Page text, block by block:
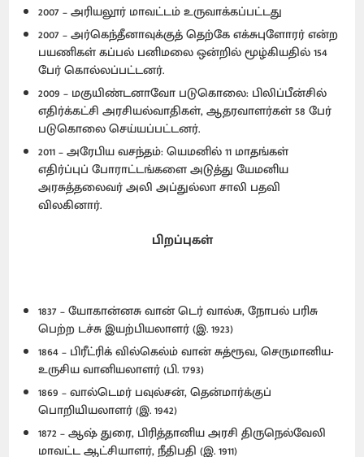
2007 – அரியலூர் மாவட்டம் உருவாக்கப்பட்டது
2007 – அர்கெந்தீனாவுக்குத் தெற்கே எக்சுபுளோரர் என்ற
பயணிகள் கப்பல் பனிமலை ஒன்றில் மூழ்கியதில் 154
பேர் கொல்லப்பட்டனர்.
2009 – மகுயிண்டனாவோ படுகொலை: பிலிப்பீன்சில்
எதிர்க்கட்சி அரசியல்வாதிகள், ஆதரவாளர்கள் 58 பேர்
படுகொலை செய்யப்பட்டனர்.
2011 – அரேபிய வசந்தம்: யெமனில் 11 மாதங்கள்
எதிர்ப்புப் போராட்டங்களை அடுத்து யேமனிய
அரசுத்தலைவர் அலி அப்துல்லா சாலி பதவி
விலகினார்.
பிறப்புகள்
1837 – யோகான்னசு வான் டெர் வால்சு, நோபல் பரிசு
பெற்ற டச்சு இயற்பியலாளர் (இ. 1923)
1864 – பிரீட்ரிக் வில்கெல்ம் வான் சுத்ரூவ, செருமானிய-
உருசிய வானியலாளர் (பி. 1793)
1869 – வால்டெமர் பவுல்சன், தென்மார்க்குப்
பொறியியலாளர் (இ. 1942)
1872 – ஆஷ் துரை, பிரித்தானிய அரசி திருநெல்வேலி
மாவட்ட ஆட்சியாளர், நீதிபதி (இ. 1911)